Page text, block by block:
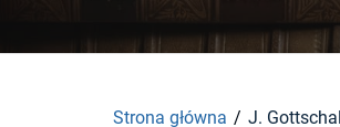
Strona główna